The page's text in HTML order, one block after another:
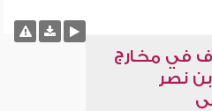
في مخارج
نصر